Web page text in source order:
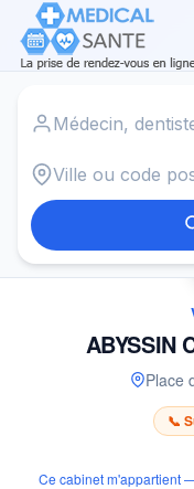
ABYSSIN CENTRE
ABYSSIN
Place
📞
Ce cabinet m'appartient